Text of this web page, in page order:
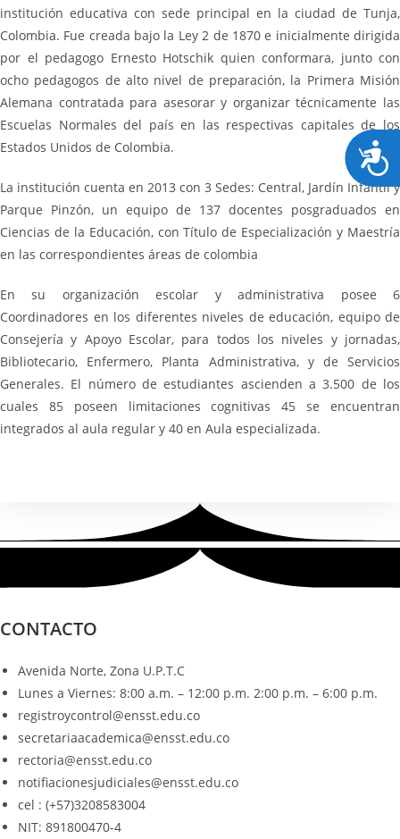
A
c
c
e
s
i
l
i
d
a
d
institución educativa con sede principal en la ciudad de Tunja,
Colombia. Fue creada bajo la Ley 2 de 1870 e inicialmente dirigida
por el pedagogo Ernesto Hotschik quien conformara, junto con
ocho pedagogos de alto nivel de preparación, la Primera Misión
Alemana contratada para asesorar y organizar técnicamente las
Escuelas Normales del país en las respectivas capitales de los
Estados Unidos de Colombia.
La institución cuenta en 2013 con 3 Sedes: Central, Jardín Infantil y
Parque Pinzón, un equipo de 137 docentes posgraduados en
Ciencias de la Educación, con Título de Especialización y Maestría
en las correspondientes áreas de colombia
En su organización escolar y administrativa posee 6
Coordinadores en los diferentes niveles de educación, equipo de
Consejería y Apoyo Escolar, para todos los niveles y jornadas,
Bibliotecario, Enfermero, Planta Administrativa, y de Servicios
Generales. El número de estudiantes ascienden a 3.500 de los
cuales 85 poseen limitaciones cognitivas 45 se encuentran
integrados al aula regular y 40 en Aula especializada.
CONTACTO
Avenida Norte, Zona U.P.T.C
Lunes a Viernes: 8:00 a.m. – 12:00 p.m. 2:00 p.m. – 6:00 p.m.
registroycontrol@ensst.edu.co
secretariaacademica@ensst.edu.co
rectoria@ensst.edu.co
notifiacionesjudiciales@ensst.edu.co
cel : (+57)3208583004
NIT: 891800470-4